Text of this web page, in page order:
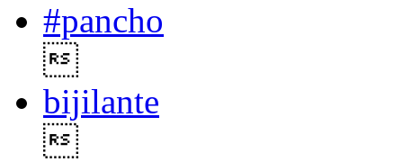
#pancho
bijilante